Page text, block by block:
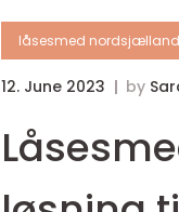
låsesmed nordsjælland
12. June 2023 by